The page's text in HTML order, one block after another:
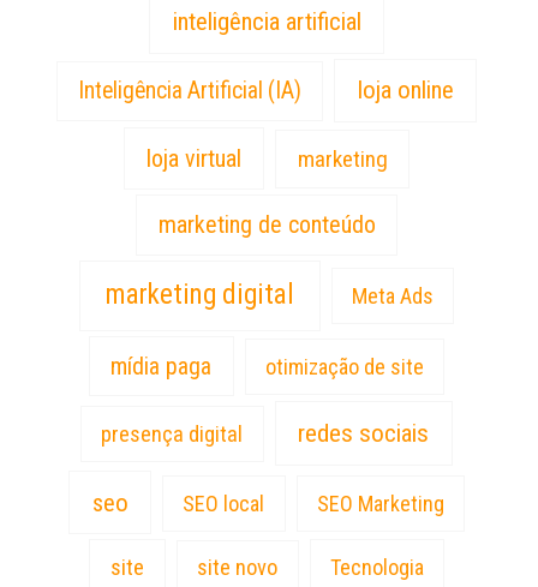
inteligência artificial
Inteligência Artificial (IA) loja online
loja virtual marketing
marketing de conteúdo
marketing digital Meta Ads
mídia paga otimização de site
presença digital redes sociais
seo SEO local SEO Marketing
site site novo Tecnologia